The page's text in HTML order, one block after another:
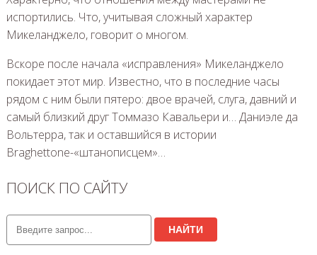
испортились. Что, учитывая сложный характер
Микеланджело, говорит о многом.
Вскоре после начала «исправления» Микеланджело
покидает этот мир. Известно, что в последние часы
рядом с ним были пятеро: двое врачей, слуга, давний и
самый близкий друг Томмазо Кавальери и… Даниэле да
Вольтерра, так и оставшийся в истории
Braghettone-«штанописцем»…
ПОИСК ПО САЙТУ
НАЙТИ